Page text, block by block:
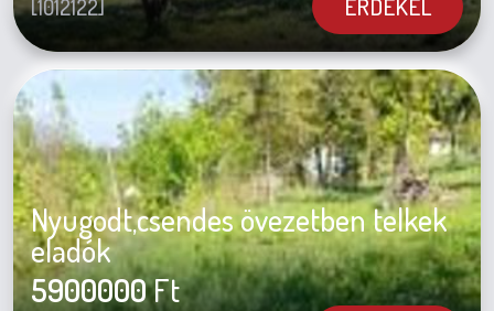
[1012122] ÉRDEKEL
Nyugodt,csendes övezetben telkek
eladók
5900000Ft